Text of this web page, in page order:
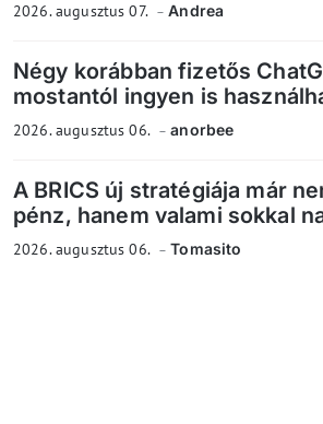
2026. augusztus 07. Andrea
Négy korábban fizetős
mostantól ingyen is
2026. augusztus 06. anorbee
A BRICS új stratégiája már
pénz, hanem valami sokkal
2026. augusztus 06. Tomasito